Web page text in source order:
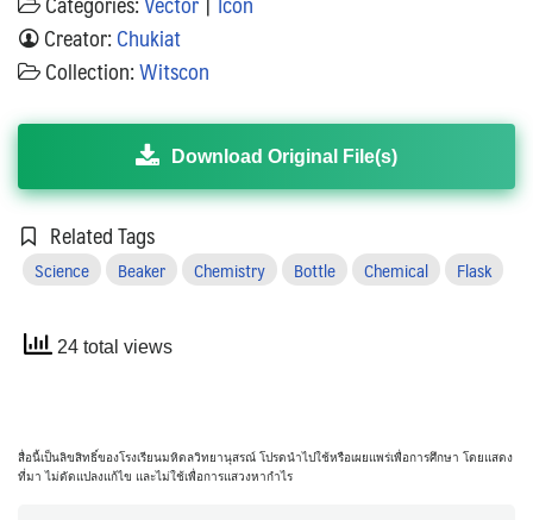
Creator:Chukiat
Collection:Witscon
Download Original File(s)
Related Tags
Science Beaker Chemistry Bottle Chemical Flask
24 total views
สื่อนี้เป็นลิขสิทธิ์ของโรงเรียนมหิดลวิทยานุสรณ์ โปรดนำไปใช้หรือเผยแพร่เพื่อการศึกษา โดยแสดง
ที่มา ไม่ดัดแปลงแก้ไข และไม่ใช้เพื่อการแสวงหากำไร